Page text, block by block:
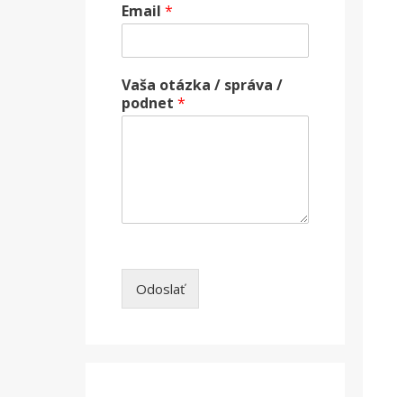
Email *
Vaša otázka / správa /
podnet *
Odoslať